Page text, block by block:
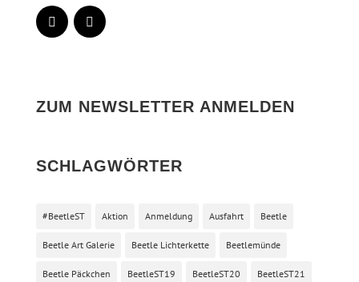
ZUM NEWSLETTER ANMELDEN
SCHLAGWÖRTER
#BeetleST Aktion Anmeldung Ausfahrt Beetle
Beetle Art Galerie Beetle Lichterkette Beetlemünde
Beetle Päckchen BeetleST19 BeetleST20 BeetleST21